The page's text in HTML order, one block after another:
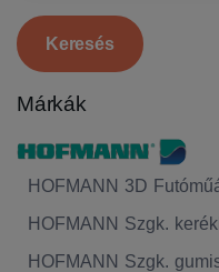
Márkák
HOFMANN 3D
HOFMANN Szgk.
HOFMANN Szgk.